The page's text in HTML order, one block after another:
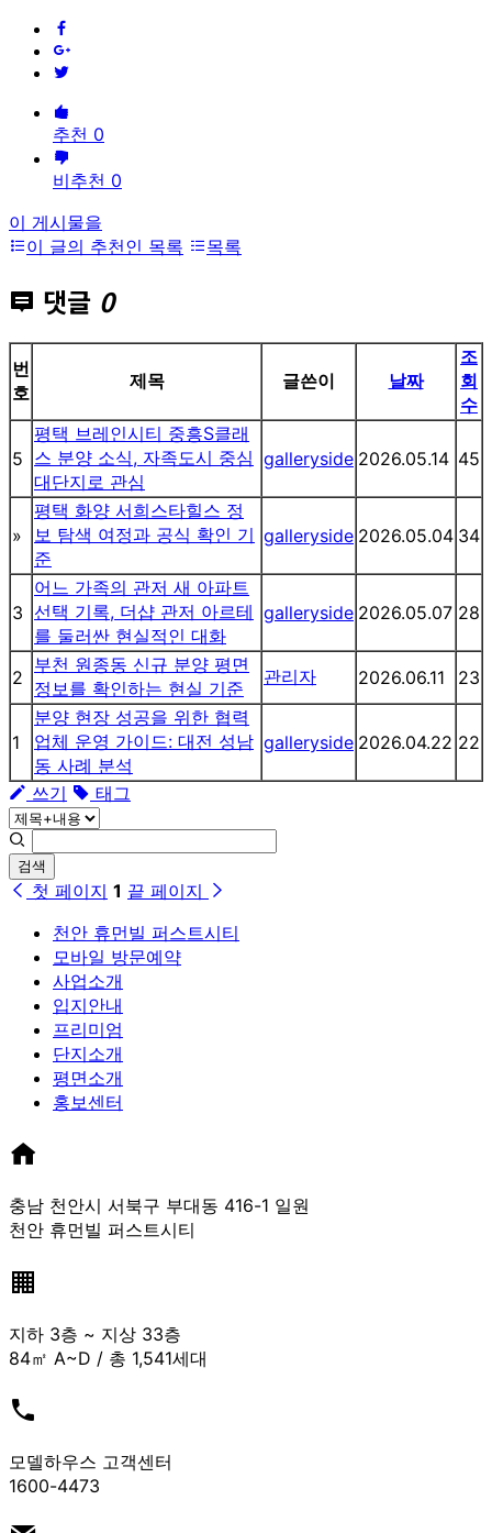
추천 0
비추천 0
이 게시물을
이 글의 추천인 목록
목록
댓글 0
번
호
제목 글쓴이 날짜
조
회
수
5
평택 브레인시티 중흥S클래
스 분양 소식, 자족도시 중심
대단지로 관심
galleryside 2026.05.14 45
»
평택 화양 서희스타힐스 정
보 탐색 여정과 공식 확인 기
준
galleryside 2026.05.04 34
3
어느 가족의 관저 새 아파트
선택 기록, 더샵 관저 아르테
를 둘러싼 현실적인 대화
galleryside 2026.05.07 28
2
부천 원종동 신규 분양 평면
정보를 확인하는 현실 기준
관리자 2026.06.11 23
1
분양 현장 성공을 위한 협력
업체 운영 가이드: 대전 성남
동 사례 분석
galleryside 2026.04.22 22
쓰기 태그
검색
첫 페이지 1 끝 페이지
천안 휴먼빌 퍼스트시티
모바일 방문예약
사업소개
입지안내
프리미엄
단지소개
평면소개
홍보센터
충남 천안시 서북구 부대동 416-1 일원
천안 휴먼빌 퍼스트시티
지하 3층 ~ 지상 33층
84㎡ A~D / 총 1,541세대
모델하우스 고객센터
1600-4473